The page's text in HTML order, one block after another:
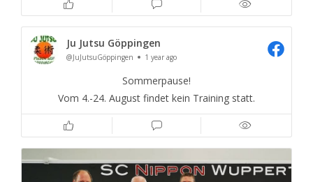
Ju Jutsu Göppingen
@JuJutsuGöppingen 1 year ago
Sommerpause!
Vom 4.-24. August findet kein Training statt.